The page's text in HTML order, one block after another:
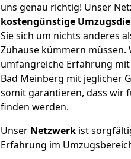
uns genau richtig! Unser
kostengünstige
Sie sich um nichts anderes
Zuhause kümmern
umfangreiche Erfahrung
Bad Meinberg mit jeglicher
somit garantieren, dass wir
finden werden.
Unser Netzwerk ist
Erfahrung im